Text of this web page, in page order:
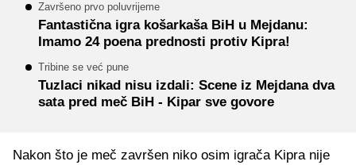
Završeno prvo poluvrijeme
Fantastična igra košarkaša BiH u Mejdanu:
Imamo 24 poena prednosti protiv Kipra!
Tribine se već pune
Tuzlaci nikad nisu izdali: Scene iz Mejdana dva
sata pred meč BiH - Kipar sve govore
Nakon što je meč završen niko osim igrača Kipra nije